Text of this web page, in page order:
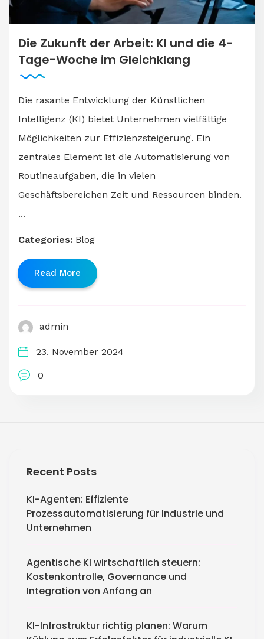
Recent Posts
KI-Agenten: Effiziente
Prozessautomatisierung für Industrie und
Unternehmen
Agentische KI wirtschaftlich steuern:
Kostenkontrolle, Governance und
Integration von Anfang an
KI-Infrastruktur richtig planen: Warum
Die Zukunft der Arbeit: KI und die 4-
Tage-Woche im Gleichklang
Die rasante Entwicklung der Künstlichen
Intelligenz (KI) bietet Unternehmen vielfältige
Möglichkeiten zur Effizienzsteigerung. Ein
zentrales Element ist die Automatisierung von
Routineaufgaben, die in vielen
Geschäftsbereichen Zeit und Ressourcen binden.
...
Categories: Blog
Read More
admin
23. November 2024
0